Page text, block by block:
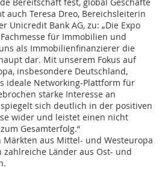
Bereitschaft fest, global Geschäfte
auch Teresa Dreo, Bereichsleiterin
Unicredit Bank AG, zu: „Die Expo
für Immobilien und
als Immobilienfinanzierer die
dar. Mit unserem Fokus auf
insbesondere Deutschland,
ideale Networking-Plattform für
starke Interesse an
sich deutlich in der positiven
wider und leistet einen nicht
Gesamterfolg.“
Märkten aus Mittel- und Westeuropa
zahlreiche Länder aus Ost- und